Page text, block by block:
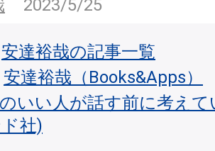
2023/5/25
安達裕哉の記事一覧
安達裕哉（Books&Apps）
いい人が話す前に考え
社)